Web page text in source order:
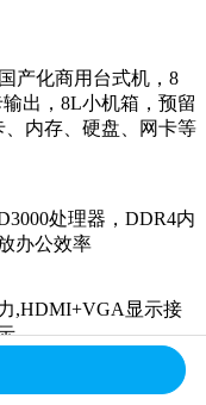
产化商用台式机，8
出，8L小机箱，预留
内存、硬盘、网卡等
处理器，DDR4内
办公效率
,HDMI+VGA显示接
个USB2.0+1个